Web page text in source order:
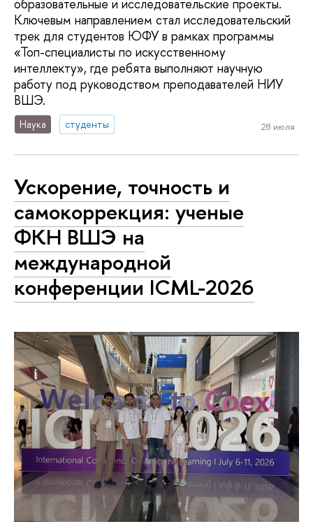
образовательные и исследовательские проекты.
Ключевым направлением стал исследовательский
трек для студентов ЮФУ в рамках программы
«Топ-специалисты по искусственному
интеллекту», где ребята выполняют научную
работу под руководством преподавателей НИУ
ВШЭ.
Наука студенты 28 июля
Ускорение, точность и
самокоррекция: ученые
ФКН ВШЭ на
международной
конференции ICML-2026